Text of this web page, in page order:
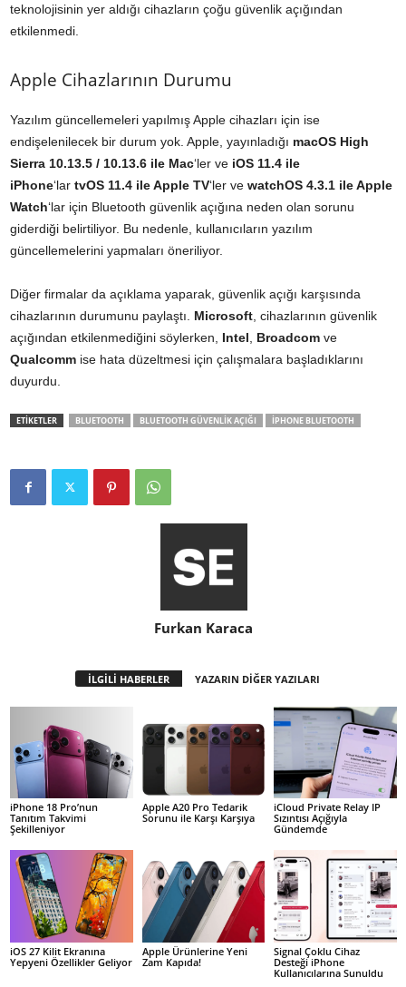
teknolojisinin yer aldığı cihazların çoğu güvenlik açığından
etkilenmedi.
Apple Cihazlarının Durumu
Yazılım güncellemeleri yapılmış Apple cihazları için ise
endişelenilecek bir durum yok. Apple, yayınladığı macOS High
Sierra 10.13.5 / 10.13.6 ile Mac‘ler ve iOS 11.4 ile
iPhone‘lar tvOS 11.4 ile Apple TV‘ler ve watchOS 4.3.1 ile Apple
Watch‘lar için Bluetooth güvenlik açığına neden olan sorunu
giderdiği belirtiliyor. Bu nedenle, kullanıcıların yazılım
güncellemelerini yapmaları öneriliyor.
Diğer firmalar da açıklama yaparak, güvenlik açığı karşısında
cihazlarının durumunu paylaştı. Microsoft , cihazlarının güvenlik
açığından etkilenmediğini söylerken, Intel Broadcom ve
Qualcomm ise hata düzeltmesi için çalışmalara başladıklarını
duyurdu.
ETİKETLER BLUETOOTH BLUETOOTH GÜVENLIK AÇIĞI IPHONE BLUETOOTH
Furkan Karaca
İLGİLİ HABERLER YAZARIN DİĞER YAZILARI
iPhone 18 Pro’nun
Tanıtım Takvimi
Şekilleniyor
Apple A20 Pro Tedarik
Sorunu ile Karşı Karşıya
iCloud Private Relay IP
Sızıntısı Açığıyla
Gündemde
iOS 27 Kilit Ekranına
Yepyeni Özellikler Geliyor
Apple Ürünlerine Yeni
Zam Kapıda!
Signal Çoklu Cihaz
Desteği iPhone
Kullanıcılarına Sunuldu